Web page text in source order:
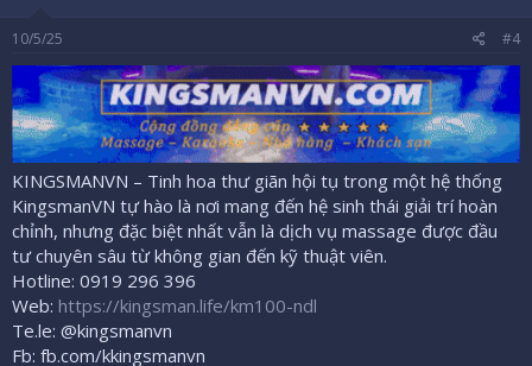
10/5/25 #4
KINGSMANVN – Tinh hoa thư giãn hội tụ trong một hệ thống
KingsmanVN tự hào là nơi mang đến hệ sinh thái giải trí hoàn
chỉnh, nhưng đặc biệt nhất vẫn là dịch vụ massage được đầu
tư chuyên sâu từ không gian đến kỹ thuật viên.
Hotline: 0919 296 396
Web: https://kingsman.life/km100-ndl
Te.le: @kingsmanvn
Fb: fb.com/kkingsmanvn